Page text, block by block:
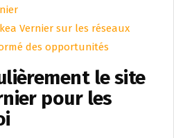
Vernier sur les réseaux
des opportunités
le site
pour les